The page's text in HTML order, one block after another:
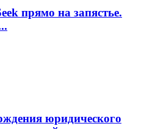
прямо на запястье.
юридического